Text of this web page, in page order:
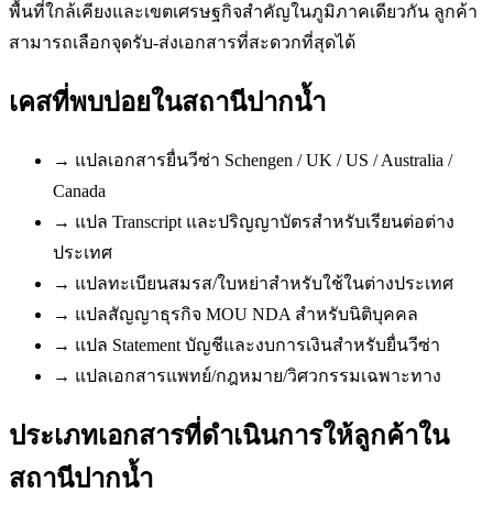
พื้นที่ใกล้เคียงและเขตเศรษฐกิจสำคัญในภูมิภาคเดียวกัน ลูกค้า
สามารถเลือกจุดรับ-ส่งเอกสารที่สะดวกที่สุดได้
เคสที่พบบ่อยในสถานีปากน้ำ
→ แปลเอกสารยื่นวีซ่า Schengen / UK / US / Australia /
Canada
→ แปล Transcript และปริญญาบัตรสำหรับเรียนต่อต่าง
ประเทศ
→ แปลทะเบียนสมรส/ใบหย่าสำหรับใช้ในต่างประเทศ
→ แปลสัญญาธุรกิจ MOU NDA สำหรับนิติบุคคล
→ แปล Statement บัญชีและงบการเงินสำหรับยื่นวีซ่า
→ แปลเอกสารแพทย์/กฎหมาย/วิศวกรรมเฉพาะทาง
ประเภทเอกสารที่ดำเนินการให้ลูกค้าใน
สถานีปากน้ำ